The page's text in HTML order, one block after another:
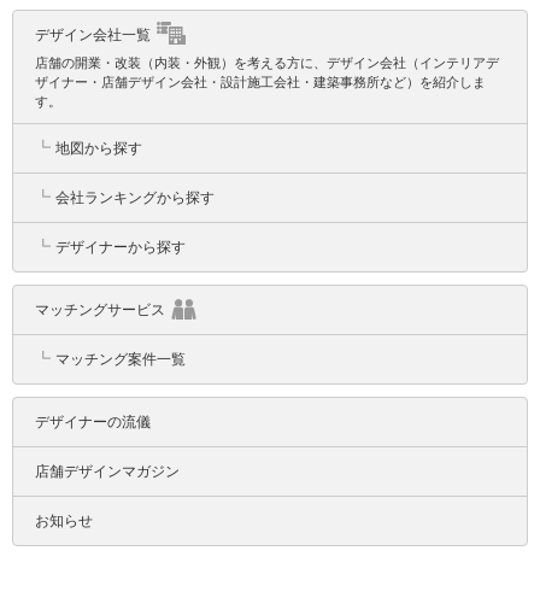
デザイン会社一覧
店舗の開業・改装（内装・外観）を考える方に、デザイン会社（インテリアデ
ザイナー・店舗デザイン会社・設計施工会社・建築事務所など）を紹介しま
す。
┗ 地図から探す
┗ 会社ランキングから探す
┗ デザイナーから探す
マッチングサービス
┗ マッチング案件一覧
デザイナーの流儀
店舗デザインマガジン
お知らせ